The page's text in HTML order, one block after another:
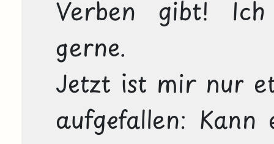
Verben gibt!
gerne.
Jetzt ist mir nur
aufgefallen: